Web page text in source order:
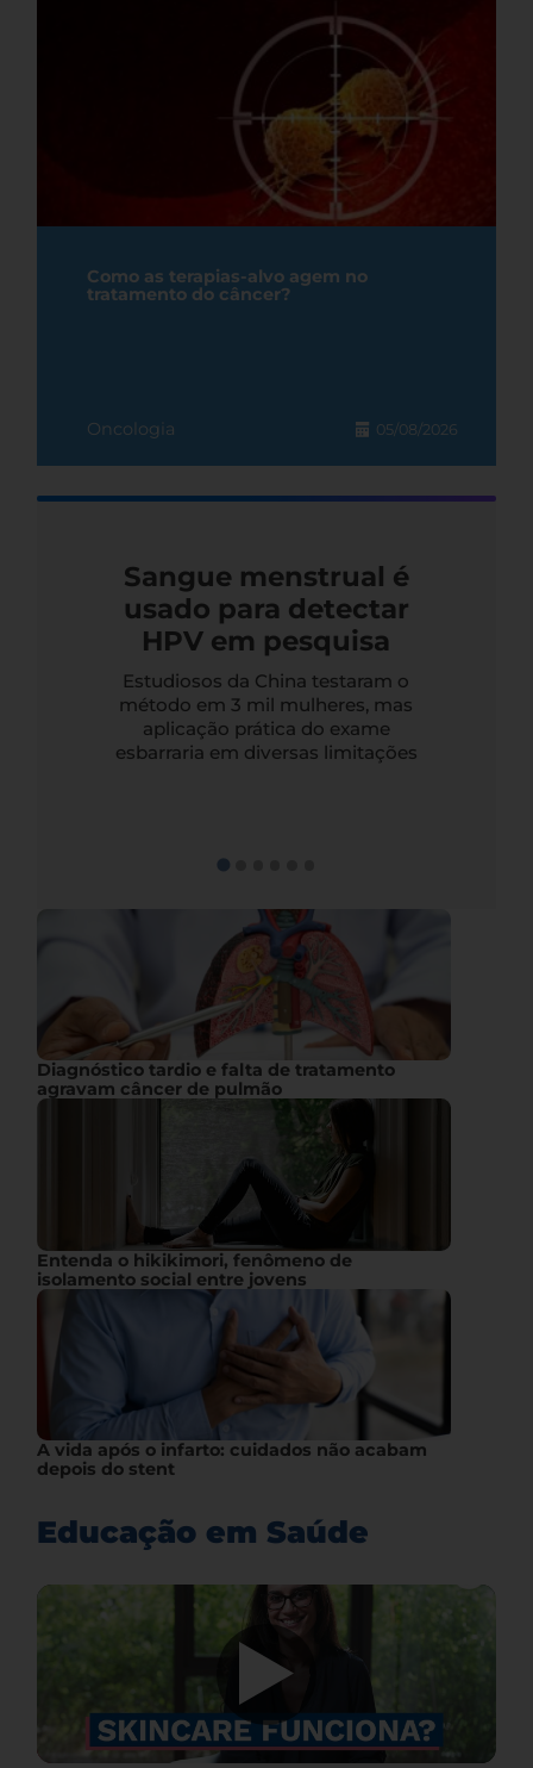
Como as terapias-alvo agem no
tratamento do câncer?
Oncologia 05/08/2026
Sangue menstrual é
usado para detectar
HPV em pesquisa
Estudiosos da China testaram o
método em 3 mil mulheres, mas
aplicação prática do exame
esbarraria em diversas limitações
Diagnóstico tardio e falta de tratamento
agravam câncer de pulmão
Entenda o hikikimori, fenômeno de
isolamento social entre jovens
A vida após o infarto: cuidados não acabam
depois do stent
Educação em Saúde